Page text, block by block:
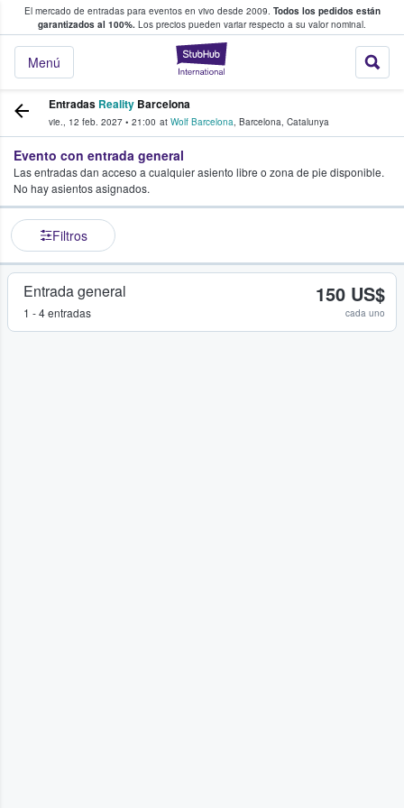
El mercado de entradas para eventos en vivo desde 2009. Todos los pedidos están
garantizados al 100%. Los precios pueden variar respecto a su valor nominal.
StubHub:
Menú
y venta de entradas entre fans
Entradas Reality Barcelona
vie., 12 feb. 2027 • 21:00 at Wolf Barcelona, Barcelona, Catalunya
Evento con entrada general
Las entradas dan acceso a cualquier asiento libre o zona de pie disponible.
No hay asientos asignados.
Filtros
Entrada general
1 - 4 entradas
150 US$
cada uno